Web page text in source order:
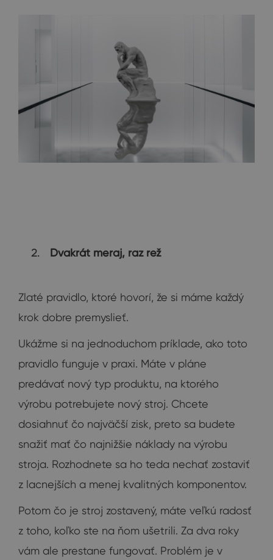
Dvakrát meraj, raz rež
Zlaté pravidlo, ktoré hovorí, že si máme každý
krok dobre premyslieť.
Ukážme si na jednoduchom príklade, ako toto
pravidlo funguje v praxi. Máte v pláne
predávať nový typ produktu, na ktorého
výrobu potrebujete nový stroj. Chcete
dosiahnuť čo najväčší zisk, preto sa budete
snažiť mať čo najnižšie náklady na výrobu
stroja. Rozhodnete sa ho teda nechať zostaviť
z lacnejších a menej kvalitných komponentov.
Potom čo je stroj zostavený, máte veľkú radosť
z toho, koľko ste na ňom ušetrili. Za dva roky
vám ale prestane fungovať. Problém je v